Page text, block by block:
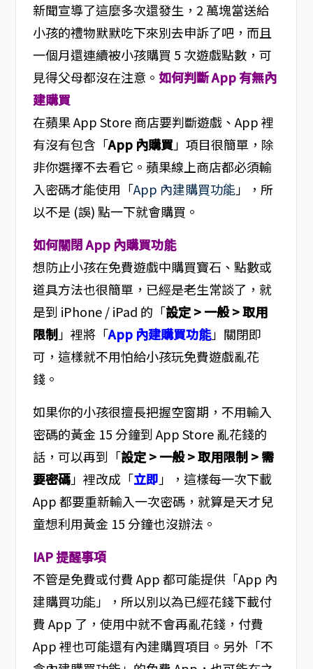
新聞宣導了這麼多次還發生，2 萬塊當送給
小孩的禮物默默吃下來別去申訴了吧，而且
一個月還連續被小孩購買 5 次遊戲點數，可
見得父母都沒在注意。 如何判斷 App 有無內
建購買
在蘋果 App Store 商店要判斷遊戲、App 裡
有沒有包含「App 內購買」項目很簡單，除
非你選擇不去看它。蘋果線上商店都必須輸
入密碼才能使用「App 內建購買功能」，所
以不是 (誤) 點一下就會購買。
如何關閉 App 內購買功能
想防止小孩在免費遊戲中購買寶石、點數或
道具方法也很簡單，已經是老生常談了，就
是到 iPhone / iPad 的「設定 > 一般 > 取用
限制」裡將「App 內建購買功能」關閉即
可，這樣就不用怕給小孩玩免費遊戲亂花
錢。
如果你的小孩很擅長把握空窗期，不用輸入
密碼的黃金 15 分鐘到 App Store 亂花錢的
話，可以再到「設定 > 一般 > 取用限制 > 需
要密碼」裡改成「立即」，這樣每一次下載
App 都要重新輸入一次密碼，就算是天才兒
童想利用黃金 15 分鐘也沒辦法。
IAP 提醒事項
不管是免費或付費 App 都可能提供「App 內
建購買功能」，所以別以為已經花錢下載付
費 App 了，使用中就不會再亂花錢，付費
App 裡也可能還有內建購買項目。另外「不